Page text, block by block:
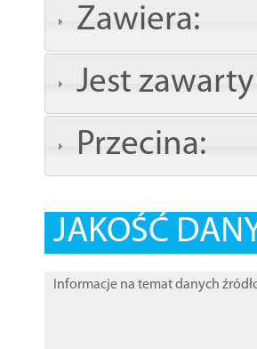
Zawiera:
Jest
Przecina:
JAKOŚĆ
Informacje na temat danych